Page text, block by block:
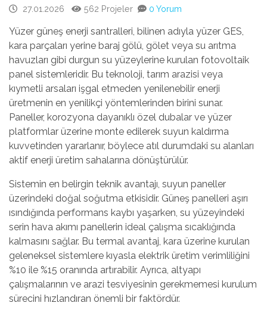
27.01.2026 562 Projeler 0 Yorum
Yüzer güneş enerji santralleri, bilinen adıyla yüzer GES,
kara parçaları yerine baraj gölü, gölet veya su arıtma
havuzları gibi durgun su yüzeylerine kurulan fotovoltaik
panel sistemleridir. Bu teknoloji, tarım arazisi veya
kıymetli arsaları işgal etmeden yenilenebilir enerji
üretmenin en yenilikçi yöntemlerinden birini sunar.
Paneller, korozyona dayanıklı özel dubalar ve yüzer
platformlar üzerine monte edilerek suyun kaldırma
kuvvetinden yararlanır, böylece atıl durumdaki su alanları
aktif enerji üretim sahalarına dönüştürülür.
Sistemin en belirgin teknik avantajı, suyun paneller
üzerindeki doğal soğutma etkisidir. Güneş panelleri aşırı
ısındığında performans kaybı yaşarken, su yüzeyindeki
serin hava akımı panellerin ideal çalışma sıcaklığında
kalmasını sağlar. Bu termal avantaj, kara üzerine kurulan
geleneksel sistemlere kıyasla elektrik üretim verimliliğini
%10 ile %15 oranında artırabilir. Ayrıca, altyapı
çalışmalarının ve arazi tesviyesinin gerekmemesi kurulum
sürecini hızlandıran önemli bir faktördür.